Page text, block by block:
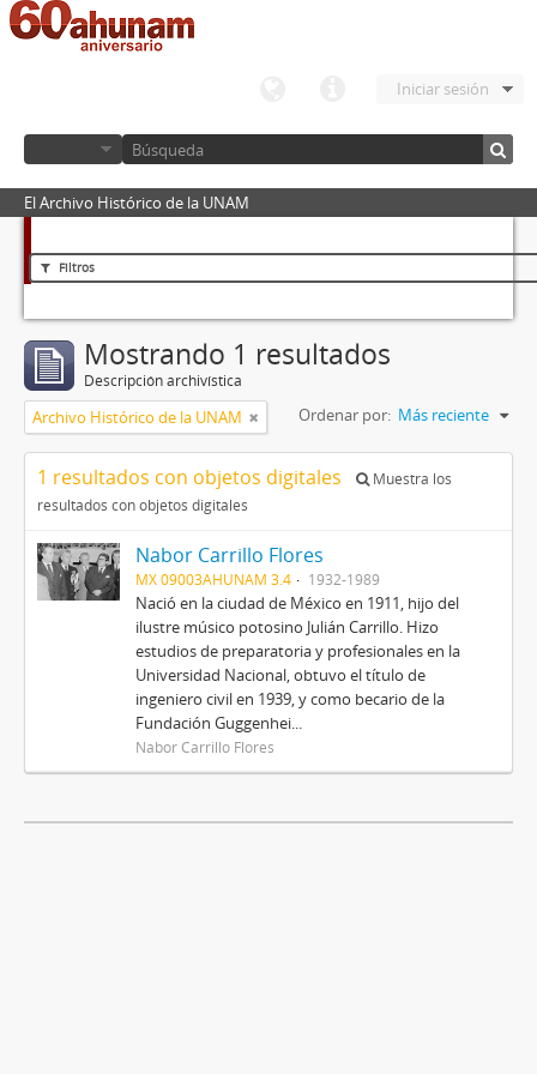
Iniciar sesión
El Archivo Histórico de la UNAM
Filtros
Mostrando 1 resultados
Descripción archivística
Archivo Histórico de la UNAM Ordenar por: Más reciente
1 resultados con objetos digitales
Muestra los
resultados con objetos digitales
Nabor Carrillo Flores
MX 09003AHUNAM 3.4 1932-1989
Nació en la ciudad de México en 1911, hijo del
ilustre músico potosino Julián Carrillo. Hizo
estudios de preparatoria y profesionales en la
Universidad Nacional, obtuvo el título de
ingeniero civil en 1939, y como becario de la
Fundación Guggenhei...
Nabor Carrillo Flores